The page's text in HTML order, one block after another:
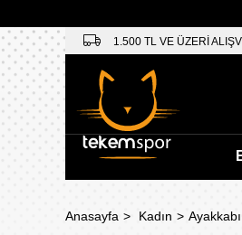
1.500 TL VE ÜZERİ
Anasayfa Kadın Ayakkabı